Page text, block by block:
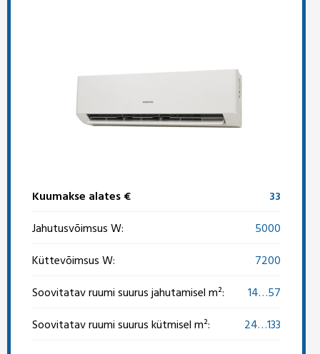
Kuumakse alates €
33
Jahutusvõimsus W:
5000
Küttevõimsus W:
7200
Soovitatav ruumi suurus jahutamisel m²:
14…57
Soovitatav ruumi suurus kütmisel m²:
24…133